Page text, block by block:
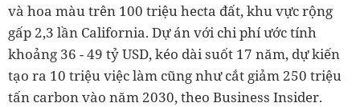
và hoa màu trên 100 triệu hecta đất, khu vực rộng
gấp 2,3 lần California. Dự án với chi phí ước tính
khoảng 36 - 49 tỷ USD, kéo dài suốt 17 năm, dự kiến
tạo ra 10 triệu việc làm cũng như cắt giảm 250 triệu
tấn carbon vào năm 2030, theo Business Insider.